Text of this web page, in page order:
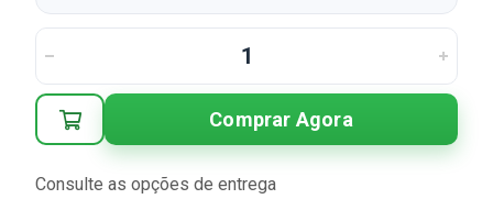
Comprar Agora
Consulte as opções de entrega